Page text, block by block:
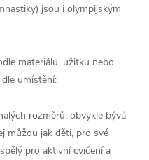
jsou i olympijským
materiálu, užitku nebo
umístění:
rozměrů, obvykle bývá
můžou jak děti, pro své
pro aktivní cvičení a